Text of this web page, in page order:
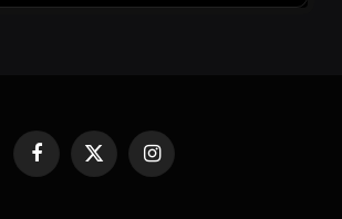
Facebook
X
(Twitter)
Instagram